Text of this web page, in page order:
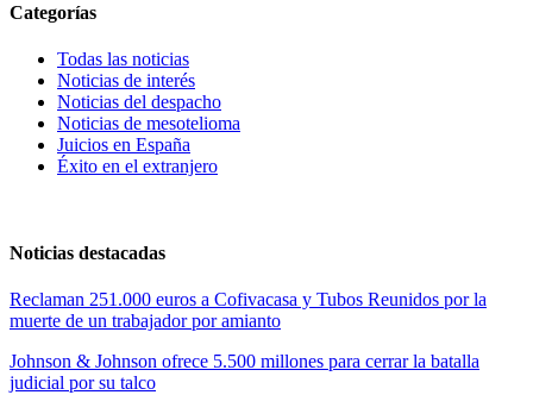
Categorías
Todas las noticias
Noticias de interés
Noticias del despacho
Noticias de mesotelioma
Juicios en España
Éxito en el extranjero
Noticias destacadas
Reclaman 251.000 euros a Cofivacasa y Tubos Reunidos por la
muerte de un trabajador por amianto
Johnson & Johnson ofrece 5.500 millones para cerrar la batalla
judicial por su talco